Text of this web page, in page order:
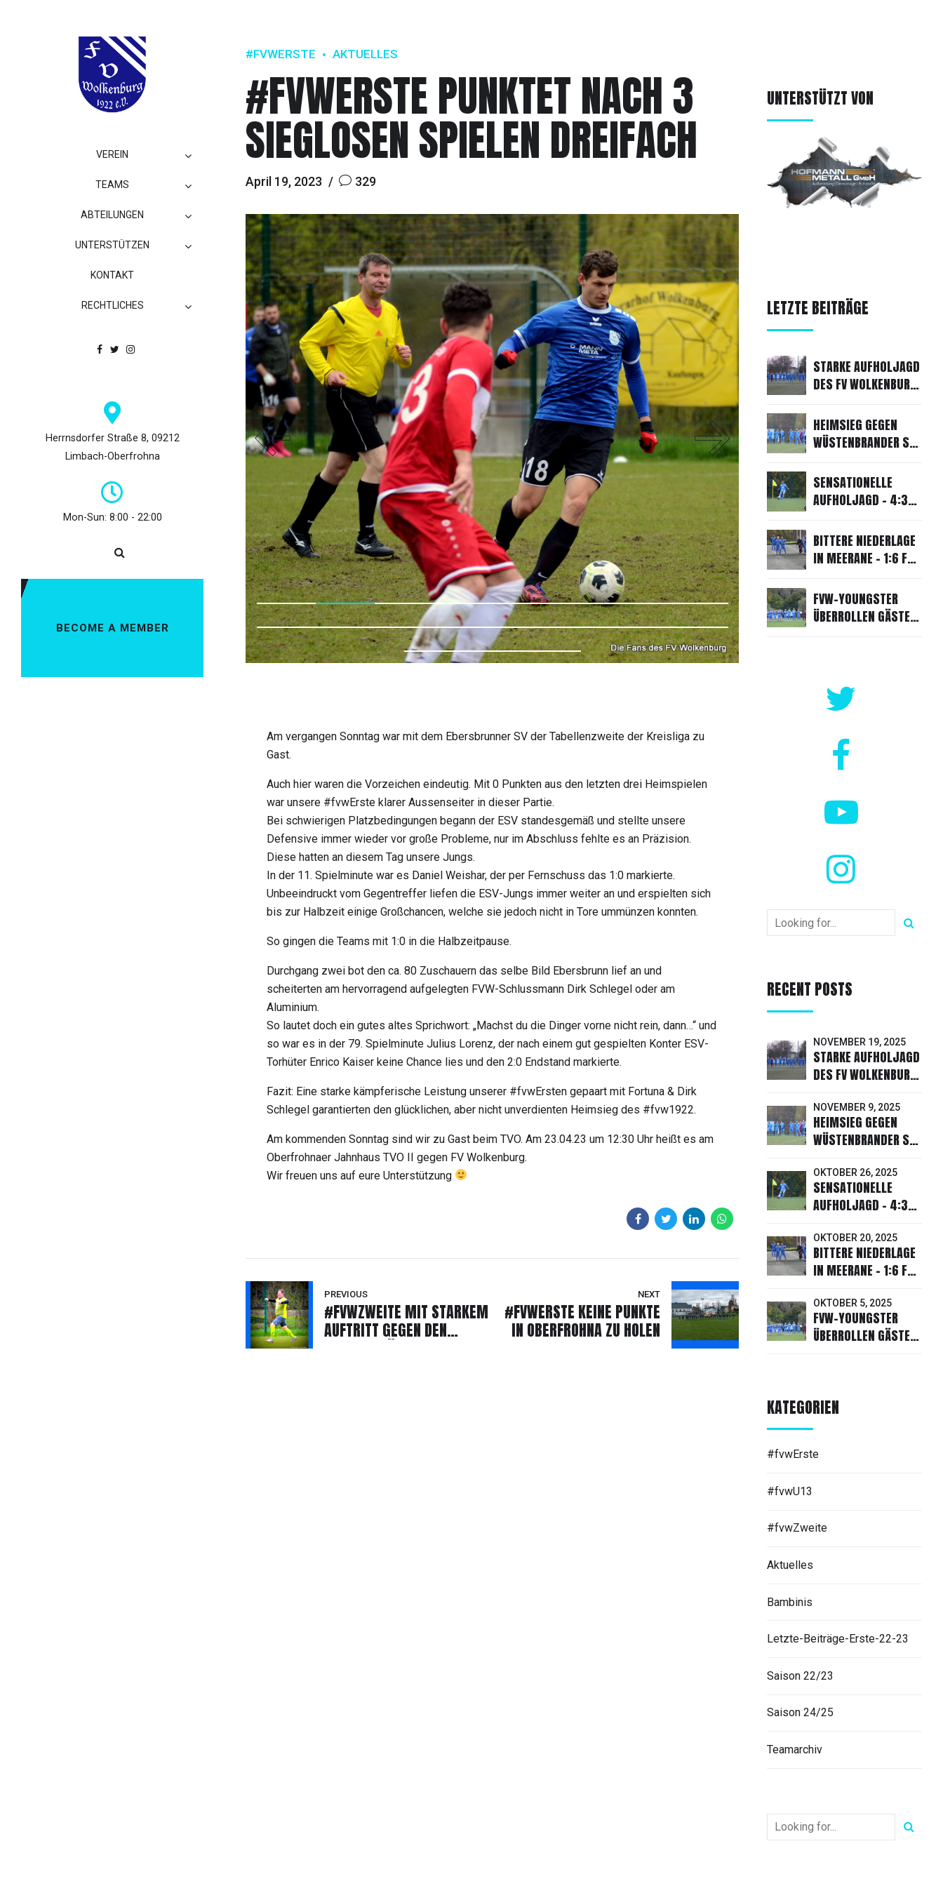
Herrnsdorfer Straße 8, 09212
Limbach-Oberfrohna
Mon-Sun: 8:00 - 22:00
BECOME A MEMBER
VEREIN
TEAMS
ABTEILUNGEN
UNTERSTÜTZEN
KONTAKT
RECHTLICHES
#FVWERSTE AKTUELLES
#FVWERSTE PUNKTET NACH 3
SIEGLOSEN SPIELEN DREIFACH
April 19, 2023 329
Am vergangen Sonntag war mit dem Ebersbrunner SV der Tabellenzweite der Kreisliga zu
Gast.
Auch hier waren die Vorzeichen eindeutig. Mit 0 Punkten aus den letzten drei Heimspielen
war unsere #fvwErste klarer Aussenseiter in dieser Partie.
Bei schwierigen Platzbedingungen begann der ESV standesgemäß und stellte unsere
Defensive immer wieder vor große Probleme, nur im Abschluss fehlte es an Präzision.
Diese hatten an diesem Tag unsere Jungs.
In der 11. Spielminute war es Daniel Weishar, der per Fernschuss das 1:0 markierte.
Unbeeindruckt vom Gegentreffer liefen die ESV-Jungs immer weiter an und erspielten sich
bis zur Halbzeit einige Großchancen, welche sie jedoch nicht in Tore ummünzen konnten.
So gingen die Teams mit 1:0 in die Halbzeitpause.
Durchgang zwei bot den ca. 80 Zuschauern das selbe Bild Ebersbrunn lief an und
scheiterten am hervorragend aufgelegten FVW-Schlussmann Dirk Schlegel oder am
Aluminium.
So lautet doch ein gutes altes Sprichwort: „Machst du die Dinger vorne nicht rein, dann…“ und
so war es in der 79. Spielminute Julius Lorenz, der nach einem gut gespielten Konter ESV-
Torhüter Enrico Kaiser keine Chance lies und den 2:0 Endstand markierte.
Fazit: Eine starke kämpferische Leistung unserer #fvwErsten gepaart mit Fortuna & Dirk
Schlegel garantierten den glücklichen, aber nicht unverdienten Heimsieg des #fvw1922.
Am kommenden Sonntag sind wir zu Gast beim TVO. Am 23.04.23 um 12:30 Uhr heißt es am
Oberfrohnaer Jahnhaus TVO II gegen FV Wolkenburg.
Wir freuen uns auf eure Unterstützung
PREVIOUS
#FVWZWEITE MIT STARKEM
AUFTRITT GEGEN DEN
NEXT
#FVWERSTE KEINE PUNKTE
IN OBERFROHNA ZU HOLEN
UNTERSTÜTZT VON
LETZTE BEITRÄGE
STARKE AUFHOLJAGD
DES FV WOLKENBURG
PUNKTETEILUNG
HEIMSIEG GEGEN
WÜSTENBRANDER SV
FVW
SENSATIONELLE
AUFHOLJAGD - 4:3-
CALLENBERG!
BITTERE NIEDERLAGE
IN MEERANE - 1:6 FÜR
FVW-YOUNGSTER
ÜBERROLLEN GÄSTE
RECENT POSTS
NOVEMBER 19, 2025
STARKE AUFHOLJAGD
DES FV WOLKENBURG
PUNKTETEILUNG
NOVEMBER 9, 2025
HEIMSIEG GEGEN
WÜSTENBRANDER SV
FVW
OKTOBER 26, 2025
SENSATIONELLE
AUFHOLJAGD - 4:3-
CALLENBERG!
OKTOBER 20, 2025
BITTERE NIEDERLAGE
IN MEERANE - 1:6 FÜR
OKTOBER 5, 2025
FVW-YOUNGSTER
ÜBERROLLEN GÄSTE
KATEGORIEN
#fvwErste
#fvwU13
#fvwZweite
Aktuelles
Bambinis
Letzte-Beiträge-Erste-22-23
Saison 22/23
Saison 24/25
Teamarchiv